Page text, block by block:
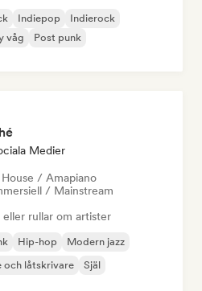
Indiepop
Indierock
våg
Post punk
Medier
/ Amapiano
/ Mainstream
eller rullar om artister
Hip-hop
Modern jazz
och låtskrivare Själ